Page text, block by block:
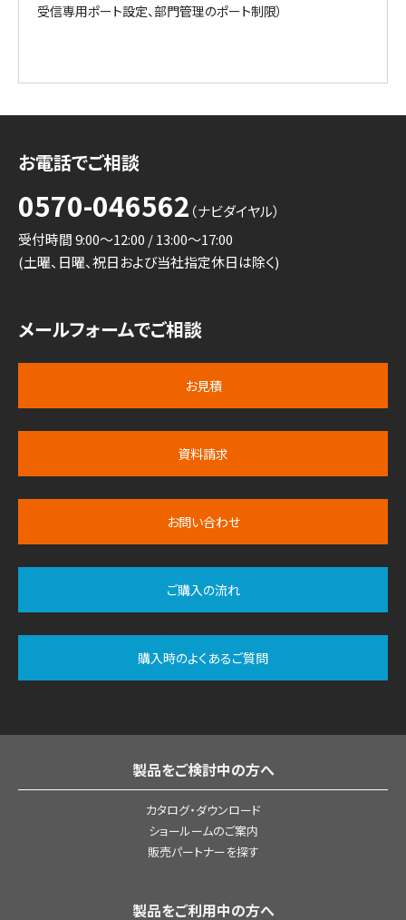
受信専用ポート設定、部門管理のポート制限）
お電話でご相談
0570-046562 （ナビダイヤル）
受付時間 9:00～12:00 / 13:00～17:00
(土曜、日曜、祝日および当社指定休日は除く)
メールフォームでご相談
お見積
資料請求
お問い合わせ
ご購入の流れ
購入時のよくあるご質問
製品をご検討中の方へ
カタログ・ダウンロード
ショールームのご案内
販売パートナーを探す
製品をご利用中の方へ